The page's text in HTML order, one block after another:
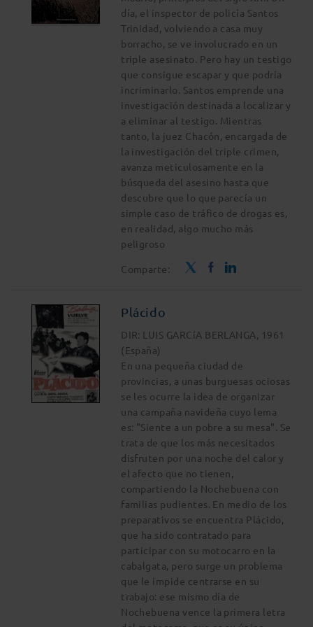
día, el inspector de policía Santos
Trinidad, volviendo a casa muy
borracho, se ve involucrado en un
triple asesinato. Pero hay un testigo
que consigue escapar y que podría
incriminarlo. Santos emprende una
investigación destinada a localizar y
a eliminar al testigo. Mientras
tanto, la juez Chacón, encargada de
la investigación del triple crimen,
avanza meticulosamente en la
búsqueda del asesino hasta que
descubre que lo que parecía un
simple caso de tráfico de drogas es,
en realidad, algo mucho más
peligroso
Comparte:
Plácido
DIR: LUIS GARCíA BERLANGA, 1961
(España)
En una pequeña ciudad de
provincias, a unas burguesas ociosas
se les ocurre la idea de organizar
una campaña navideña cuyo lema
es: "Siente a un pobre a su mesa". Se
trata de que los más necesitados
disfruten por una noche del calor y
el afecto que no tienen,
compartiendo la Nochebuena con
familias pudientes. En medio de los
preparativos se encuentra Plácido,
que ha sido contratado para
participar con su motocarro en la
cabalgata, pero surge un problema
que le impide centrarse en su
trabajo: ese mismo día de
Nochebuena vence la primera letra